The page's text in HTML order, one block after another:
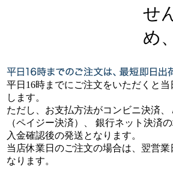
せ
め
平日16時までにご注文をいただくと当
します。
ただし、お支払方法がコンビニ決済、
（ペイジー決済）、 銀行ネット決済
入金確認後の発送となります。
当店休業日のご注文の場合は、翌営業
なります。